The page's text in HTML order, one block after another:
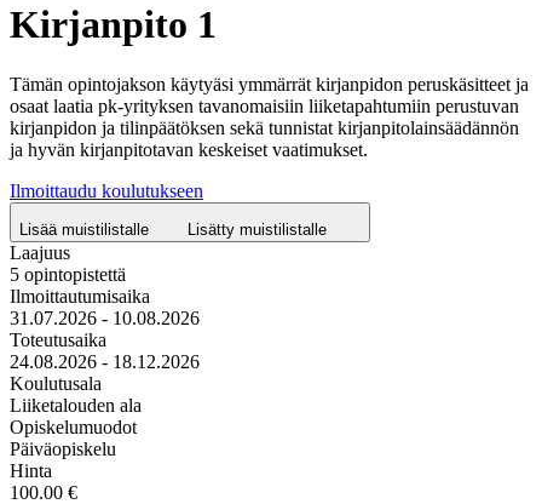
Kirjanpito 1
Tämän opintojakson käytyäsi ymmärrät kirjanpidon peruskäsitteet ja
osaat laatia pk-yrityksen tavanomaisiin liiketapahtumiin perustuvan
kirjanpidon ja tilinpäätöksen sekä tunnistat kirjanpitolainsäädännön
ja hyvän kirjanpitotavan keskeiset vaatimukset.
Ilmoittaudu koulutukseen
Lisää muistilistalle Lisätty muistilistalle
Laajuus
5 opintopistettä
Ilmoittautumisaika
31.07.2026 - 10.08.2026
Toteutusaika
24.08.2026 - 18.12.2026
Koulutusala
Liiketalouden ala
Opiskelumuodot
Päiväopiskelu
Hinta
100.00 €